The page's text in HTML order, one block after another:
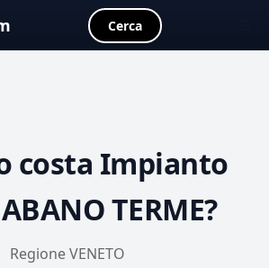
Cerca
costa Impianto
TERME?
Regione VENETO